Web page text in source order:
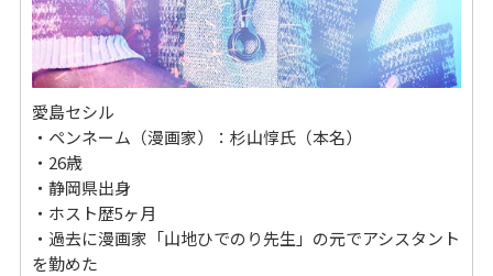
愛島セシル
・ペンネーム（漫画家）：杉山惇氏（本名）
・26歳
・静岡県出身
・ホスト歴5ヶ月
・過去に漫画家「山地ひでのり先生」の元でアシスタント
を勤めた